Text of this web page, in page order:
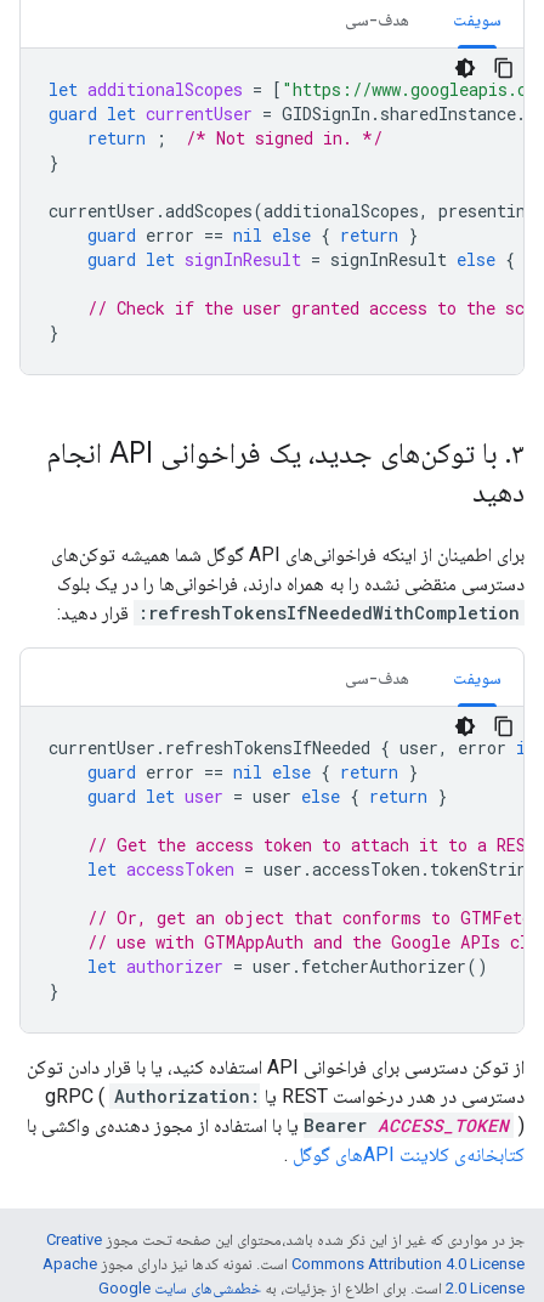
سویفت هدف-سی
let additionalScopes = [ "https://
guard let currentUser = GIDSignIn . sharedInstance.
return
;
/* Not signed in. */
}
currentUser .addScopes(additionalScopes, presenting
guard error == nil else { return }
guard let signInResult = signInResult else {
// Check if the user granted access to the
}
۳.
با توکن‌های جدید، یک فراخوانی API انجام
دهید
برای اطمینان از اینکه فراخوانی‌های API گوگل شما همیشه توکن‌های
دسترسی منقضی نشده را به همراه دارند، فراخوانی‌ها را در یک بلوک
refreshTokensIfNeededWithCompletion:
قرار دهید:
سویفت هدف-سی
currentUser . refreshTokensIfNeeded { user, error in
guard error == nil else { return }
guard let user = user else { return }
// Get the access token to attach it to a REST
let accessToken = user .accessToken . tokenString
// Or, get an object that conforms to
// use with GTMAppAuth and the Google APIs
let authorizer = user . fetcherAuthorizer()
}
از توکن دسترسی برای فراخوانی API استفاده کنید، یا با قرار دادن توکن
دسترسی در هدر درخواست REST یا gRPC (
Authorization:
Bearer ACCESS_TOKEN ) یا با استفاده از مجوز دهنده‌ی واکشی با
کتابخانه‌ی کلاینت APIهای گوگل
.
جز در مواردی که غیر از این ذکر شده باشد،‌محتوای این صفحه تحت مجوز Creative
Commons Attribution 4.0 License است. نمونه کدها نیز دارای مجوز Apache
2.0 License است. برای اطلاع از جزئیات، به
خطمشی‌های سایت Google